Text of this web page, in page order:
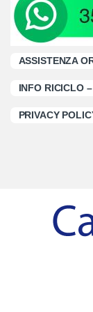
ASSISTENZA
INFO RICICLO
PRIVACY